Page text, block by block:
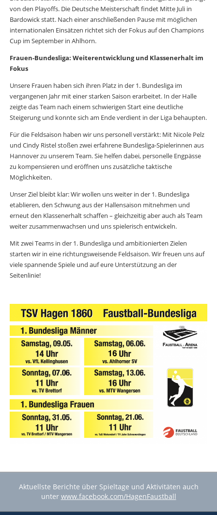
von den Playoffs. Die Deutsche Meisterschaft findet Mitte Juli in
Bardowick statt. Nach einer anschließenden Pause mit möglichen
internationalen Einsätzen richtet sich der Fokus auf den Champions
Cup im September in Ahlhorn.
Frauen-Bundesliga: Weiterentwicklung und Klassenerhalt im
Fokus
Unsere Frauen haben sich ihren Platz in der 1. Bundesliga im
vergangenen Jahr mit einer starken Saison erarbeitet. In der Halle
zeigte das Team nach einem schwierigen Start eine deutliche
Steigerung und konnte sich am Ende verdient in der Liga behaupten.
Für die Feldsaison haben wir uns personell verstärkt: Mit Nicole Pelz
und Cindy Ristel stoßen zwei erfahrene Bundesliga-Spielerinnen aus
Hannover zu unserem Team. Sie helfen dabei, personelle Engpässe
zu kompensieren und eröffnen uns zusätzliche taktische
Möglichkeiten.
Unser Ziel bleibt klar: Wir wollen uns weiter in der 1. Bundesliga
etablieren, den Schwung aus der Hallensaison mitnehmen und
erneut den Klassenerhalt schaffen – gleichzeitig aber auch als Team
weiter zusammenwachsen und uns spielerisch entwickeln.
Mit zwei Teams in der 1. Bundesliga und ambitionierten Zielen
starten wir in eine richtungsweisende Feldsaison. Wir freuen uns auf
viele spannende Spiele und auf eure Unterstützung an der
Seitenlinie!
Aktuellste Berichte über Spieltage und Aktivitäten auch
unter www.facebook.com/HagenFaustball